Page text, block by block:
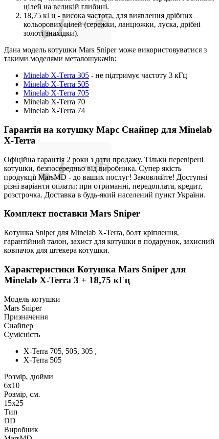
цілей на великій глибині.
18,75 кГц - висока частота, для виявлення дрібних
кольорових цілей (сережки, ланцюжки, луска, дрібні
золоті знахідки).
Дана модель котушки Mars Sniper може використовуватися з
такими моделями металошукачів:
Minelab X-Terra 305 - не підтримує частоту 3 кГц
Minelab X-Terra 505
Minelab X-Terra 705
Minelab X-Terra 70
Minelab X-Terra 74
Гарантія на котушку Марс Снайпер для Minelab
X-Terra
Офіційна гарантія 2 роки з дати продажу. Тільки перевірені
котушки, безпосередньо від виробника. Супер якість
продукції MarsMD - до ваших послуг! Замовляйте! Доступні
різні варіанти оплати: при отриманні, передоплата, кредит,
розстрочка. Доставка в будь-який населений пункт України.
Комплект поставки Mars Sniper
Котушка Sniper для Minelab X-Terra, болт кріплення,
гарантійний талон, захист для котушки в подарунок, захисний
ковпачок для штекера котушки.
Характеристики Котушка Mars Sniper для
Minelab X-Terra 3 + 18,75 кГц
Модель котушки
Mars Sniper
Призначення
Снайпер
Сумісність
X-Terra 705, 505, 305 ,
X-Terra 505
Розмір, дюйми
6х10
Розмір, см.
15х25
Тип
DD
Виробник